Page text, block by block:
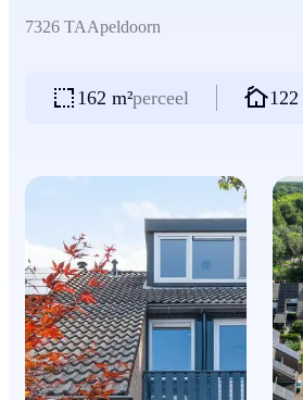
7326 TAApeldoorn
162 m²perceel 122